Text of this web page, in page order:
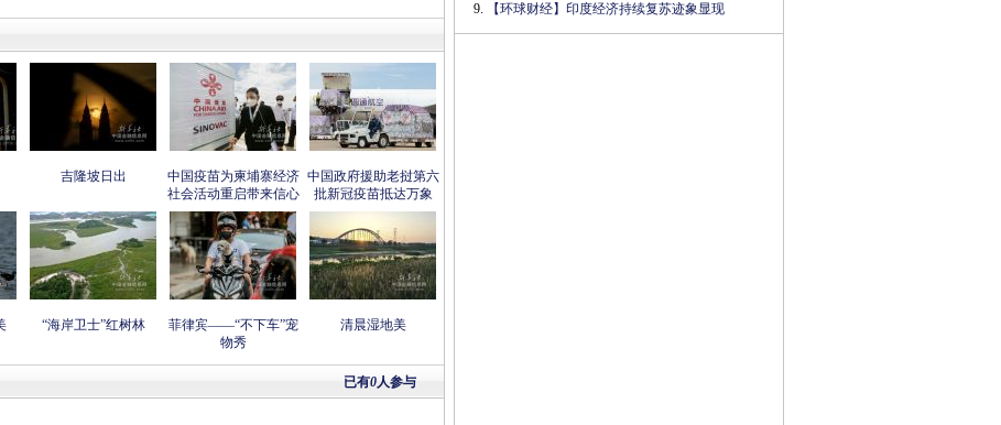
吉隆坡日出
中国疫苗为柬埔寨经济
社会活动重启带来信心
中国政府援助老挝第六
批新冠疫苗抵达万象
“海岸卫士”红树林
菲律宾——“不下车”宠
物秀
清晨湿地美
已有0人参与
【环球财经】印度经济持续复苏迹象显现